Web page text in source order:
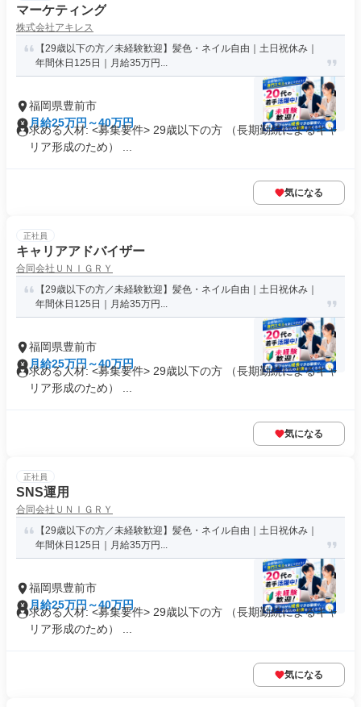
マーケティング
株式会社アキレス
【29歳以下の方／未経験歓迎】髪色・ネイル自由｜土日祝休み｜
年間休日125日｜月給35万円...
福岡県豊前市
月給25万円～40万円
求める人材: <募集要件> 29歳以下の方 （長期勤続によるキャ
リア形成のため） ...
気になる
正社員
キャリアアドバイザー
合同会社ＵＮＩＧＲＹ
【29歳以下の方／未経験歓迎】髪色・ネイル自由｜土日祝休み｜
年間休日125日｜月給35万円...
福岡県豊前市
月給25万円～40万円
求める人材: <募集要件> 29歳以下の方 （長期勤続によるキャ
リア形成のため） ...
気になる
正社員
SNS運用
合同会社ＵＮＩＧＲＹ
【29歳以下の方／未経験歓迎】髪色・ネイル自由｜土日祝休み｜
年間休日125日｜月給35万円...
福岡県豊前市
月給25万円～40万円
求める人材: <募集要件> 29歳以下の方 （長期勤続によるキャ
リア形成のため） ...
気になる